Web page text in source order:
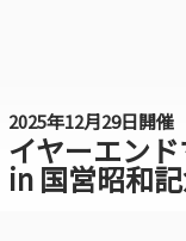
2025年12月29日開催
イヤーエン
in 国営昭和